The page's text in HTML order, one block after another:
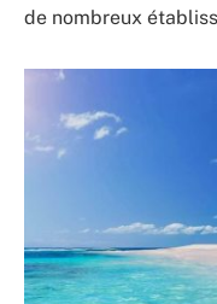
de nombreux